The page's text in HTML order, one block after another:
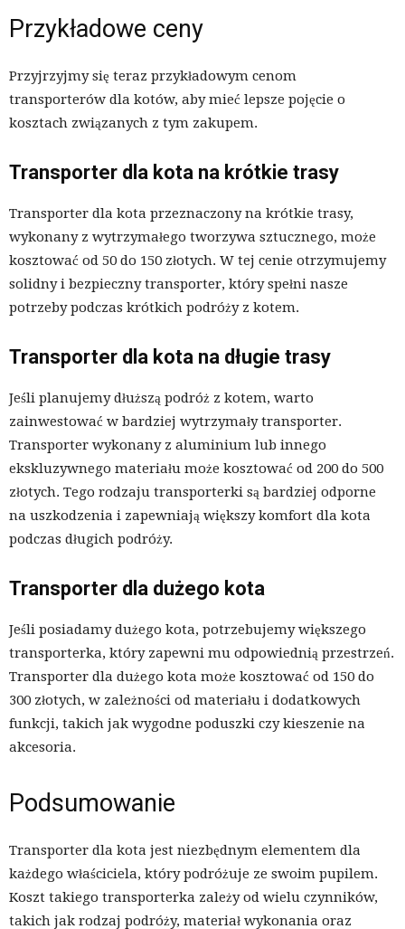
Przykładowe ceny
Przyjrzyjmy się teraz przykładowym cenom
transporterów dla kotów, aby mieć lepsze pojęcie o
kosztach związanych z tym zakupem.
Transporter dla kota na krótkie trasy
Transporter dla kota przeznaczony na krótkie trasy,
wykonany z wytrzymałego tworzywa sztucznego, może
kosztować od 50 do 150 złotych. W tej cenie otrzymujemy
solidny i bezpieczny transporter, który spełni nasze
potrzeby podczas krótkich podróży z kotem.
Transporter dla kota na długie trasy
Jeśli planujemy dłuższą podróż z kotem, warto
zainwestować w bardziej wytrzymały transporter.
Transporter wykonany z aluminium lub innego
ekskluzywnego materiału może kosztować od 200 do 500
złotych. Tego rodzaju transporterki są bardziej odporne
na uszkodzenia i zapewniają większy komfort dla kota
podczas długich podróży.
Transporter dla dużego kota
Jeśli posiadamy dużego kota, potrzebujemy większego
transporterka, który zapewni mu odpowiednią przestrzeń.
Transporter dla dużego kota może kosztować od 150 do
300 złotych, w zależności od materiału i dodatkowych
funkcji, takich jak wygodne poduszki czy kieszenie na
akcesoria.
Podsumowanie
Transporter dla kota jest niezbędnym elementem dla
każdego właściciela, który podróżuje ze swoim pupilem.
Koszt takiego transporterka zależy od wielu czynników,
takich jak rodzaj podróży, materiał wykonania oraz